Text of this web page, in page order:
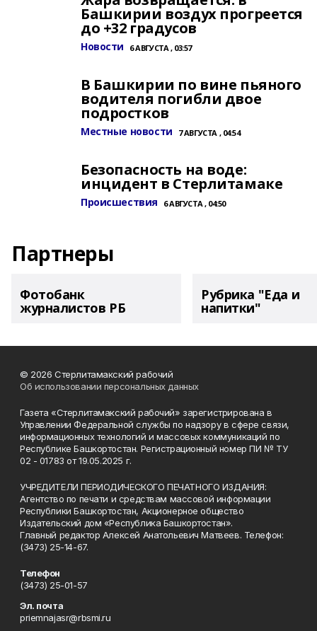
Башкирии воздух прогреется
до +32 градусов
Новости 6 АВГУСТА , 03:57
В Башкирии по вине пьяного
водителя погибли двое
подростков
Местные новости 7 АВГУСТА , 04:54
Безопасность на воде:
инцидент в Стерлитамаке
Происшествия 6 АВГУСТА , 04:50
Партнеры
Фотобанк
журналистов РБ
Рубрика "Еда и
напитки"
© 2026 Стерлитамакский рабочий
Об использовании персональных данных
Газета «Стерлитамакский рабочий» зарегистрирована в
Управлении Федеральной службы по надзору в сфере связи,
информационных технологий и массовых коммуникаций по
Республике Башкортостан. Регистрационный номер ПИ № ТУ
02 - 01783 от 19.05.2025 г.
УЧРЕДИТЕЛИ ПЕРИОДИЧЕСКОГО ПЕЧАТНОГО ИЗДАНИЯ:
Агентство по печати и средствам массовой информации
Республики Башкортостан, Акционерное общество
Издательский дом «Республика Башкортостан».
Главный редактор Алексей Анатольевич Матвеев. Телефон:
(3473) 25-14-67.
Телефон
(3473) 25-01-57
Эл. почта
priemnajasr@rbsmi.ru